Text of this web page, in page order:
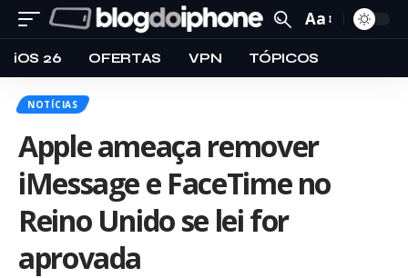
Aa
iOS 26 OFERTAS VPN TÓPICOS
NOTÍCIAS
Apple ameaça remover
iMessage e FaceTime no
Reino Unido se lei for
aprovada